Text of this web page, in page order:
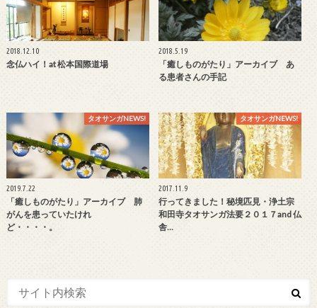
2018.12.10
念仏ハイ！at 松本国際道場
2018.5.19
「癒しものがたり」アーカイブ あ
る患者さんの手記
タオサンガNEWS!
2019.7.22
「癒しものがたり」アーカイブ 肺
がんを患っていたけれ
ど・・・・。
タオサンガNEWS!
2017.11.9
行ってきました！秘境匹見・浄土宗
和田寺タオサンガ法要２０１７and 仏
舎…